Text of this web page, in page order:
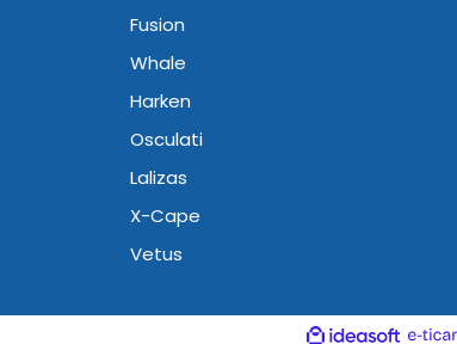
Fusion
Whale
Harken
Osculati
Lalizas
X-Cape
Vetus